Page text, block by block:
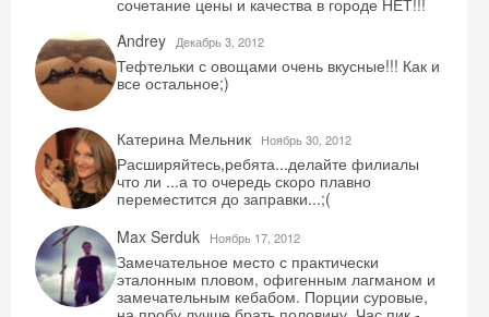
сочетание цены и качества в городе НЕТ!!!
Andrey
Декабрь 3, 2012
Тефтельки с овощами очень вкусные!!! Как и
все остальное;)
Катерина Мельник Ноябрь 30, 2012
Расширяйтесь,ребята...делайте филиалы
что ли ...а то очередь скоро плавно
переместится до заправки...;(
Max Serduk
Ноябрь 17, 2012
Замечательное место с практически
эталонным пловом, офигенным лагманом и
замечательным кебабом. Порции суровые,